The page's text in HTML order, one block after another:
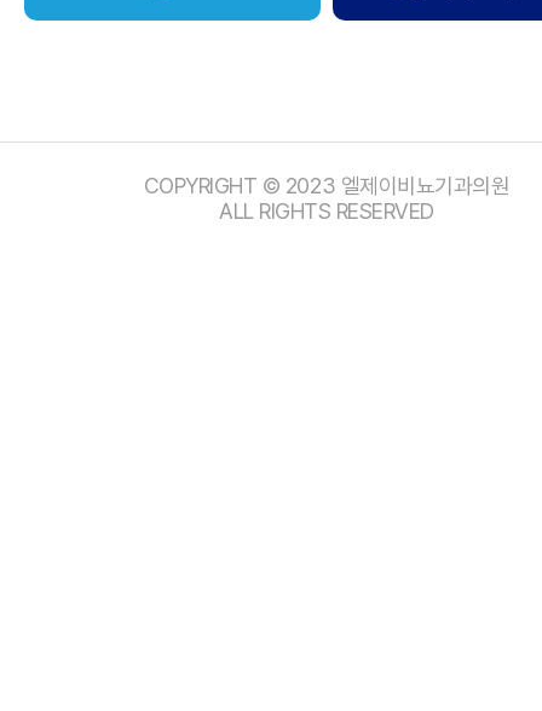
COPYRIGHT © 2023 엘제이비뇨기과의원
ALL RIGHTS RESERVED